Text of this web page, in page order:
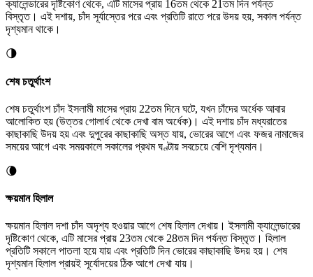
ক্যালেন্ডারের দৃষ্টিকোণ থেকে, এটি মাসের প্রায় 16তম থেকে 21তম দিন পর্যন্ত
বিস্তৃত। এই দশায়, চাঁদ সূর্যাস্তের পরে এবং প্রতিটি রাতে পরে উদয় হয়, সকাল পর্যন্ত
দৃশ্যমান থাকে।
🌗
শেষ চতুর্থাংশ
শেষ চতুর্থাংশ চাঁদ ইসলামী মাসের প্রায় 22তম দিনে ঘটে, যখন চাঁদের অর্ধেক আবার
আলোকিত হয় (উত্তর গোলার্ধ থেকে দেখা বাম অর্ধেক)। এই দশায় চাঁদ মধ্যরাতের
কাছাকাছি উদয় হয় এবং দুপুরের কাছাকাছি অস্ত যায়, ভোরের আগে এবং ফজর নামাজের
সময়ের আগে এবং সময়কালে সকালের প্রথম ঘণ্টায় সবচেয়ে বেশি দৃশ্যমান।
🌘
ক্ষয়মান হিলাল
ক্ষয়মান হিলাল দশা চাঁদ অদৃশ্য হওয়ার আগে শেষ হিলাল দেখায়। ইসলামী ক্যালেন্ডারের
দৃষ্টিকোণ থেকে, এটি মাসের প্রায় 23তম থেকে 28তম দিন পর্যন্ত বিস্তৃত। হিলাল
প্রতিটি সকালে পাতলা হয়ে যায় এবং প্রতিটি দিন ভোরের কাছাকাছি উদয় হয়। শেষ
দৃশ্যমান হিলাল প্রায়ই সূর্যোদয়ের ঠিক আগে দেখা যায়।